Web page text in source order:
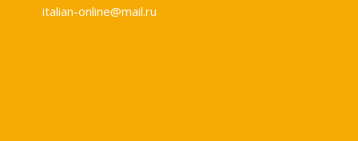
italian-online@mail.ru